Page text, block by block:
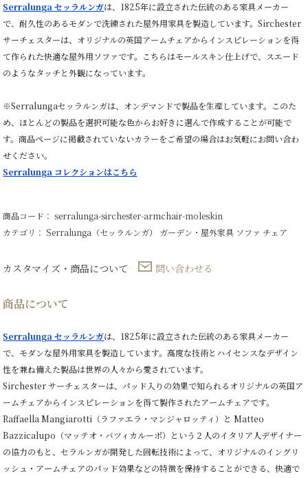
ア
ー
ム
ェ
ア
ル
ス
キ
ン
Serralunga セッラルンガは、1825年に設立された伝統のある家具メーカー
で、耐久性のあるモダンで洗練された屋外用家具を製造しています。Sirchester
サーチェスターは、オリジナルの英国アームチェアからインスピレーションを得
て作られた快適な屋外用ソファです。こちらはモールスキン仕上げで、スエード
のようなタッチと外観になっています。
※Serralungaセッラルンガは、オンデマンドで製品を生産しています。このた
め、ほとんどの製品を選択可能な色からお好きに選んで作成することが可能で
す。商品ページに掲載されていないカラーをご希望の場合はお気軽にお問い合わ
せください。
Serralunga コレクションはこちら
商品コード： serralunga-sirchester-armchair-moleskin
カテゴリ：Serralunga（セッラルンガ） ガーデン・屋外家具 ソファ チェア
カスタマイズ・商品について 問い合わせる
商品について
Serralunga セッラルンガは、1825年に設立された伝統のある家具メーカー
で、モダンな屋外用家具を製造しています。高度な技術とハイセンスなデザイン
性を兼ね備えた製品は世界の人々から愛されています。
Sirchester サーチェスターは、パッド入りの効果で知られるオリジナルの英国ア
ームチェアからインスピレーションを得て製作されたアームチェアです。
Raffaella Mangiarotti（ラファエラ・マンジャロッティ）と Matteo
Bazzicalupo（マッテオ・バツィカルーポ）という２人のイタリア人デザイナー
の協力のもと、セラルンガが開発した回転技術によって、オリジナルのイングリ
ッシュ・アームチェアのパッド効果などの特徴を保持することができる、快適で